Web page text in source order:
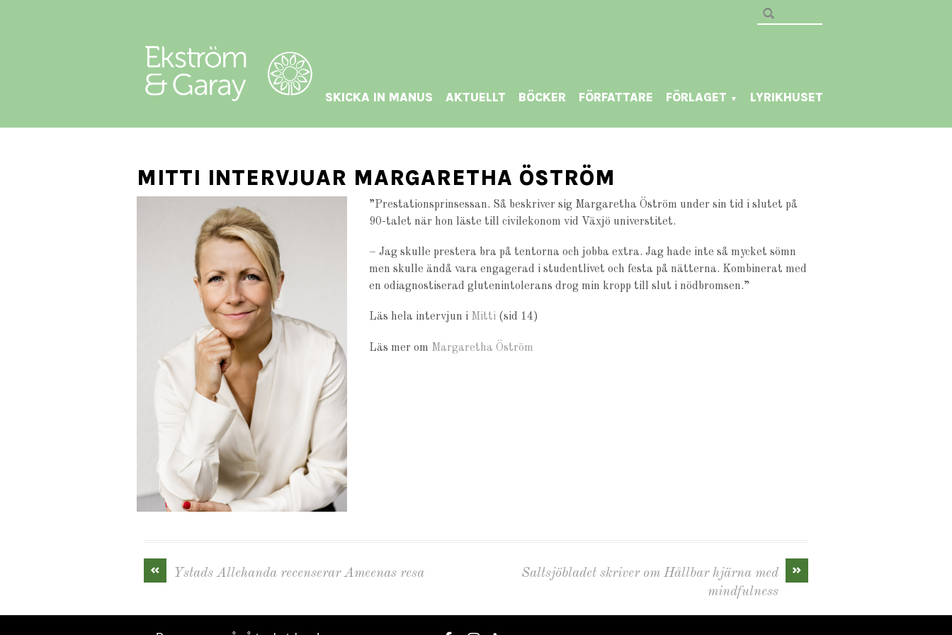
SKICKA IN MANUS AKTUELLT BÖCKER FÖRFATTARE FÖRLAGET ▼ LYRIKHUSET
MITTI INTERVJUAR MARGARETHA ÖSTRÖM
”Prestationsprinsessan. Så beskriver sig Margaretha Öström under sin tid i slutet på
90-talet när hon läste till civilekonom vid Växjö universtitet.
– Jag skulle prestera bra på tentorna och jobba extra. Jag hade inte så mycket sömn
men skulle ändå vara engagerad i studentlivet och festa på nätterna. Kombinerat med
en odiagnostiserad glutenintolerans drog min kropp till slut i nödbromsen.”
Läs hela intervjun i Mitti(sid 14)
Läs mer om Margaretha Öström
« Ystads Allehanda recenserar Ameenas resa »
Saltsjöbladet skriver om Hållbar hjärna med
mindfulness